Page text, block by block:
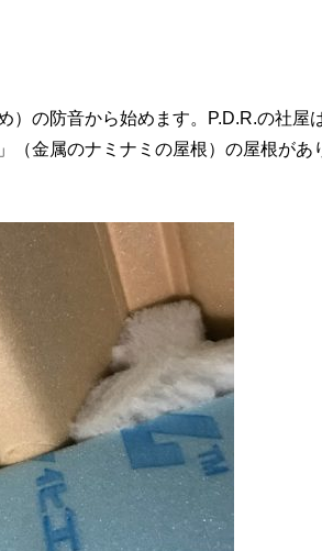
の防音から始めます。P.D.R.の社屋
金属のナミナミの屋根）の屋根があ